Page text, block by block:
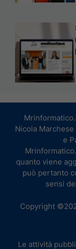
Nicola Marchese
e
quanto viene
può pertanto
sensi
Copyright
Le attività